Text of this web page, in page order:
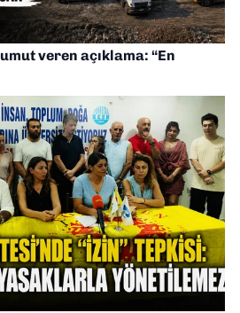
veren açıklama: “En